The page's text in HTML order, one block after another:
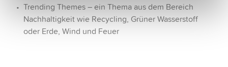
Trending Themes – ein Thema aus dem Bereich
Nachhaltigkeit wie Recycling, Grüner Wasserstoff
oder Erde, Wind und Feuer